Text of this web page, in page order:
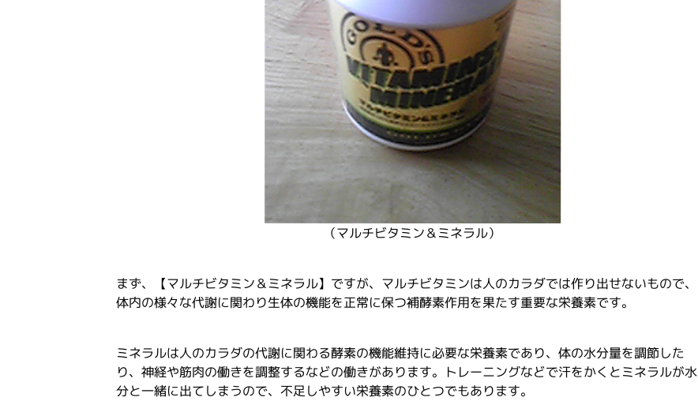
（マルチビタミン＆ミネラル）
まず、【マルチビタミン＆ミネラル】ですが、マルチビタミンは人のカラダでは作り出せないもので、
体内の様々な代謝に関わり生体の機能を正常に保つ補酵素作用を果たす重要な栄養素です。
ミネラルは人のカラダの代謝に関わる酵素の機能維持に必要な栄養素であり、体の水分量を調節した
り、神経や筋肉の働きを調整するなどの働きがあります。トレーニングなどで汗をかくとミネラルが水
分と一緒に出てしまうので、不足しやすい栄養素のひとつでもあります。